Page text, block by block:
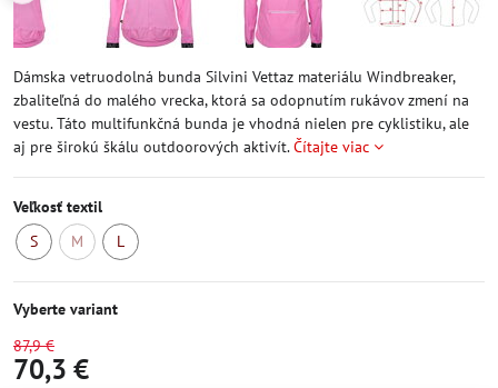
Dámska vetruodolná bunda Silvini Vettaz materiálu Windbreaker,
zbaliteľná do malého vrecka, ktorá sa odopnutím rukávov zmení na
vestu. Táto multifunkčná bunda je vhodná nielen pre cyklistiku, ale
aj pre širokú škálu outdoorových aktivít.Čítajte viac
Veľkosť textil
S
M
L
Vyberte variant
87,9 €
70,3 €